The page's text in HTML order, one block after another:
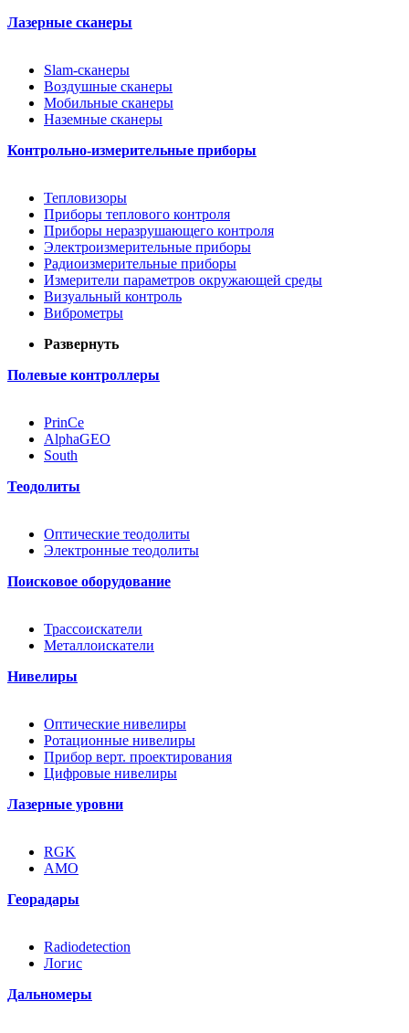
Лазерные сканеры
Slam-сканеры
Воздушные сканеры
Мобильные сканеры
Наземные сканеры
Контрольно-измерительные приборы
Тепловизоры
Приборы теплового контроля
Приборы неразрушающего контроля
Электроизмерительные приборы
Радиоизмерительные приборы
Измерители параметров окружающей среды
Визуальный контроль
Виброметры
Развернуть
Полевые контроллеры
PrinCe
AlphaGEO
South
Теодолиты
Оптические теодолиты
Электронные теодолиты
Поисковое оборудование
Трассоискатели
Металлоискатели
Нивелиры
Оптические нивелиры
Ротационные нивелиры
Прибор верт. проектирования
Цифровые нивелиры
Лазерные уровни
RGK
AMO
Георадары
Radiodetection
Логис
Дальномеры